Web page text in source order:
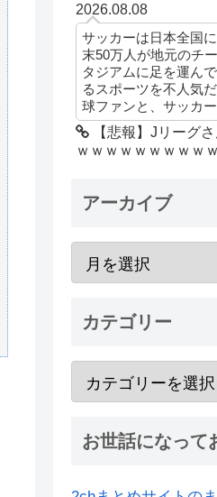
2026.08.08
サッカーは日本全国
末50万人が地元のチ
タジアムに足を運ん
るスポーツを不人気
球ファンと、サッカ
【悲報】Jリーグ
ｗｗｗｗｗｗｗｗｗ
アーカイブ
カテゴリー
お世話になって